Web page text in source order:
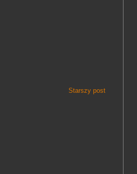
Starszy post